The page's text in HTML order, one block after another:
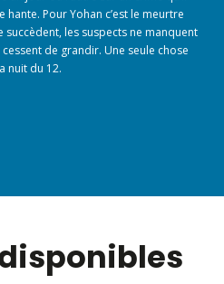
Pour Yohan c’est le meurtre
les suspects ne manquent
de grandir. Une seule chose
nuit du 12.